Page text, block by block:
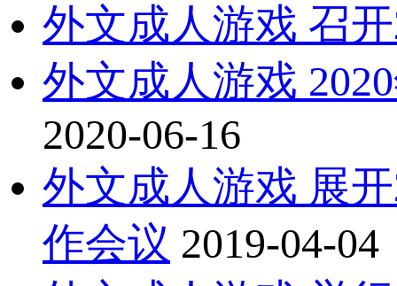
外文成人游戏 召
外文成人游戏
2020-06-16
外文成人游戏 展
作会议 2019-04-04